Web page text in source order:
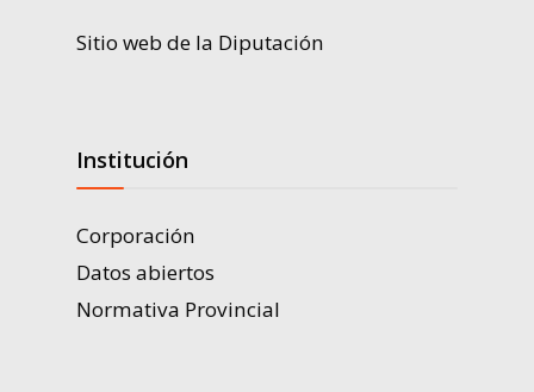
Sitio web de la Diputación
Institución
Corporación
Datos abiertos
Normativa Provincial